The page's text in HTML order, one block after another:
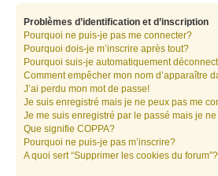
Problèmes d’identification et d’inscription
Pourquoi ne puis-je pas me connecter?
Pourquoi dois-je m’inscrire après tout?
Pourquoi suis-je automatiquement
Comment empêcher mon nom d’apparaître
J’ai perdu mon mot de passe!
Je suis enregistré mais je ne peux pas me
Je me suis enregistré par le passé mais je
Que signifie COPPA?
Pourquoi ne puis-je pas m’inscrire?
A quoi sert “Supprimer les cookies du forum”?